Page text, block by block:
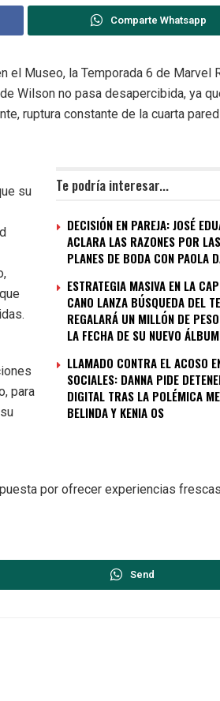
Comparte Whatsapp
Museo, la Temporada 6 de Marvel
Wilson no pasa desapercibida, ya
ruptura constante de la cuarta
Te podría interesar...
DECISIÓN EN PAREJA: JOSÉ
ACLARA LAS RAZONES POR
PLANES DE BODA CON PAOLA
ESTRATEGIA MASIVA EN LA
CANO LANZA BÚSQUEDA DEL
REGALARÁ UN MILLÓN DE
LA FECHA DE SU NUEVO ÁLBUM
LLAMADO CONTRA EL ACOSO
SOCIALES: DANNA PIDE
DIGITAL TRAS LA POLÉMICA
BELINDA Y KENIA OS
su
para
por ofrecer experiencias
Send